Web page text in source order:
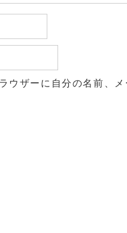
ウザーに自分の名前、